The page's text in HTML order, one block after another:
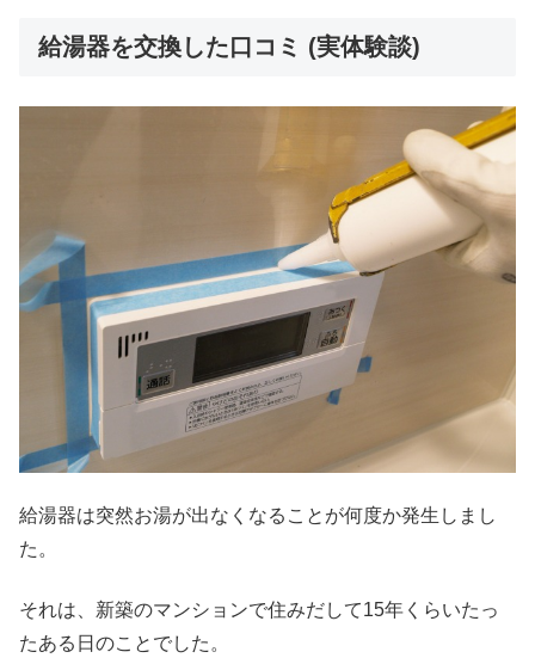
給湯器を交換した口コミ (実体験談)
給湯器は突然お湯が出なくなることが何度か発生しまし
た。
それは、新築のマンションで住みだして15年くらいたっ
たある日のことでした。